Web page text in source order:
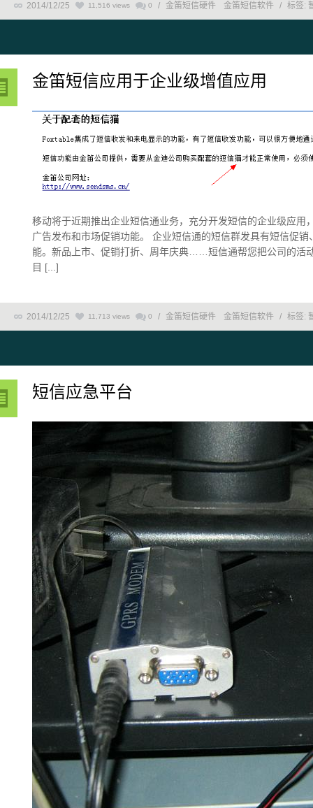
2014/12/25 11,516 views 0 / 金笛短信硬件 金笛短信软件 / 标签:
金笛短信应用于企业级增值应用
移动将于近期推出企业短信通业务，充分开发短信的企业级应
广告发布和市场促销功能。 企业短信通的短信群发具有短信促
能。新品上市、促销打折、周年庆典……短信通帮您把公司的活
目 [...]
2014/12/25 11,713 views 0 / 金笛短信硬件 金笛短信软件 / 标签:
短信应急平台